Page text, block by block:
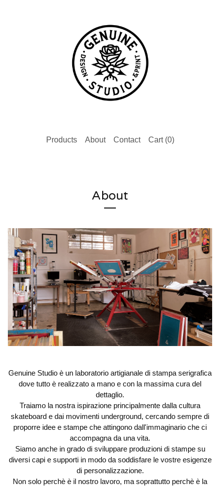
Products About Contact Cart (0)
About
Genuine Studio è un laboratorio artigianale di stampa serigrafica
dove tutto è realizzato a mano e con la massima cura del
dettaglio.
Traiamo la nostra ispirazione principalmente dalla cultura
skateboard e dai movimenti underground, cercando sempre di
proporre idee e stampe che attingono dall'immaginario che ci
accompagna da una vita.
Siamo anche in grado di sviluppare produzioni di stampe su
diversi capi e supporti in modo da soddisfare le vostre esigenze
di personalizzazione.
Non solo perchè è il nostro lavoro, ma soprattutto perchè è la